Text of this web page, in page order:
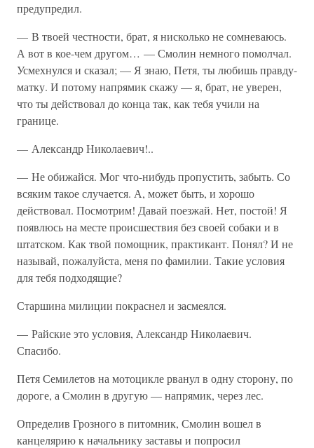
предупредил.
— В твоей честности, брат, я нисколько не сомневаюсь.
А вот в кое-чем другом… — Смолин немного помолчал.
Усмехнулся и сказал; — Я знаю, Петя, ты любишь правду-
матку. И потому напрямик скажу — я, брат, не уверен,
что ты действовал до конца так, как тебя учили на
границе.
— Александр Николаевич!..
— Не обижайся. Мог что-нибудь пропустить, забыть. Со
всяким такое случается. А, может быть, и хорошо
действовал. Посмотрим! Давай поезжай. Нет, постой! Я
появлюсь на месте происшествия без своей собаки и в
штатском. Как твой помощник, практикант. Понял? И не
называй, пожалуйста, меня по фамилии. Такие условия
для тебя подходящие?
Старшина милиции покраснел и засмеялся.
— Райские это условия, Александр Николаевич.
Спасибо.
Петя Семилетов на мотоцикле рванул в одну сторону, по
дороге, а Смолин в другую — напрямик, через лес.
Определив Грозного в питомник, Смолин вошел в
канцелярию к начальнику заставы и попросил